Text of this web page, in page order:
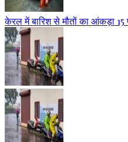
केरल में बारिश से मौतों का आंकड़ा 15